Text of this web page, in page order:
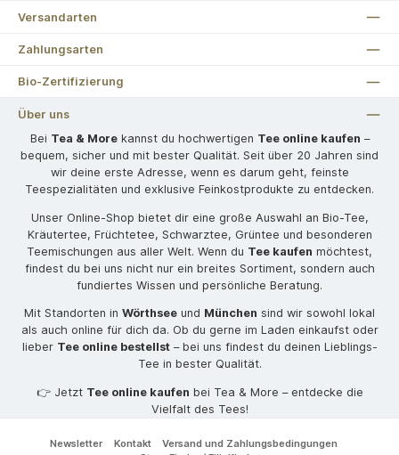
Versandarten
Zahlungsarten
Bio-Zertifizierung
Über uns
Bei Tea & Morekannst du hochwertigen Tee online kaufen –
bequem, sicher und mit bester Qualität. Seit über 20 Jahren sind
wir deine erste Adresse, wenn es darum geht, feinste
Teespezialitäten und exklusive Feinkostprodukte zu entdecken.
Unser Online-Shop bietet dir eine große Auswahl an Bio-Tee,
Kräutertee, Früchtetee, Schwarztee, Grüntee und besonderen
Teemischungen aus aller Welt. Wenn du Tee kaufen möchtest,
findest du bei uns nicht nur ein breites Sortiment, sondern auch
fundiertes Wissen und persönliche Beratung.
Mit Standorten in Wörthsee und München sind wir sowohl lokal
als auch online für dich da. Ob du gerne im Laden einkaufst oder
lieber Tee online bestellst– bei uns findest du deinen Lieblings-
Tee in bester Qualität.
👉 Jetzt Tee online kaufen bei Tea & More – entdecke die
Vielfalt des Tees!
Newsletter Kontakt
Versand und Zahlungsbedingungen